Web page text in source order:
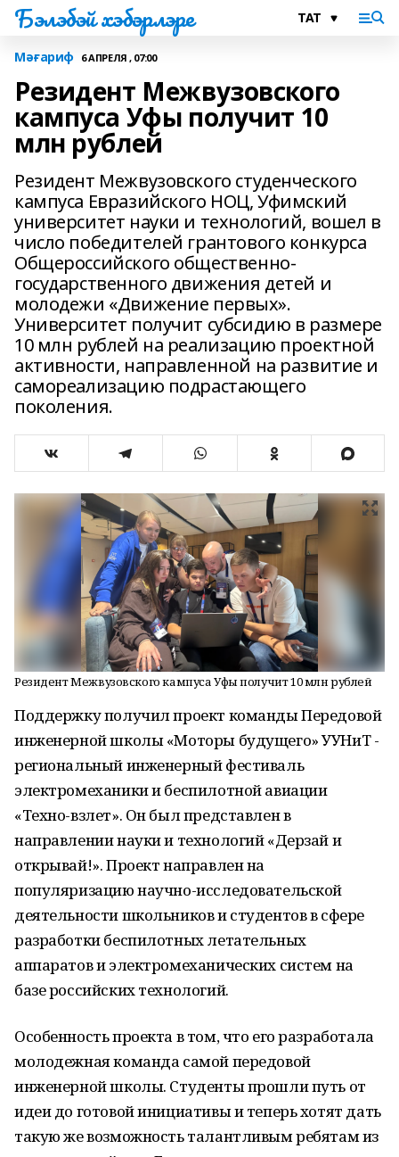
Бэлэбэй хэбэрлэре
Мәғариф 6 АПРЕЛЯ , 07:00
Резидент Межвузовского
кампуса Уфы получит 10
млн рублей
Резидент Межвузовского студенческого
кампуса Евразийского НОЦ, Уфимский
университет науки и технологий, вошел в
число победителей грантового конкурса
Общероссийского общественно-
государственного движения детей и
молодежи «Движение первых».
Университет получит субсидию в размере
10 млн рублей на реализацию проектной
активности, направленной на развитие и
самореализацию подрастающего
поколения.
Резидент Межвузовского кампуса Уфы получит 10 млн рублей
Поддержку получил проект команды Передовой
инженерной школы «Моторы будущего» УУНиТ -
региональный инженерный фестиваль
электромеханики и беспилотной авиации
«Техно-взлет». Он был представлен в
направлении науки и технологий «Дерзай и
открывай!». Проект направлен на
популяризацию научно-исследовательской
деятельности школьников и студентов в сфере
разработки беспилотных летательных
аппаратов и электромеханических систем на
базе российских технологий.
Особенность проекта в том, что его разработала
молодежная команда самой передовой
инженерной школы. Студенты прошли путь от
идеи до готовой инициативы и теперь хотят дать
такую же возможность талантливым ребятам из